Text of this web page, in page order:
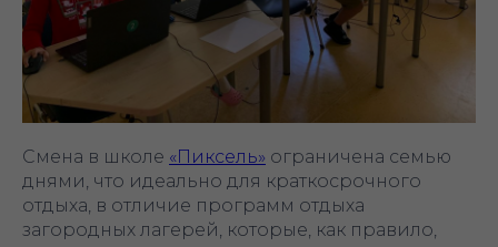
Смена в школе «Пиксель» ограничена семью
днями, что идеально для краткосрочного
отдыха, в отличие программ отдыха
загородных лагерей, которые, как правило,